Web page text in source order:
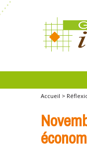
Accueil >